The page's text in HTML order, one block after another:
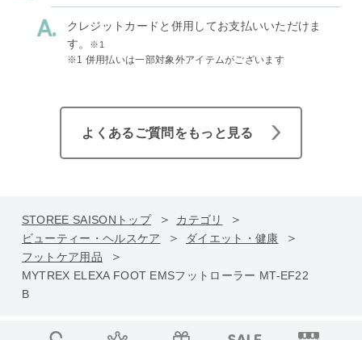
クレジットカードと併用してお支払いいただけま
す。
※1
※1 併用払いは一部対象外アイテムがございます
よくあるご質問をもっと見る
STOREE SAISONトップ
カテゴリ
ビューティー・ヘルスケア
ダイエット・健康
フットケア用品
MYTREX ELEXA FOOT EMSフットローラー MT-EF22
B